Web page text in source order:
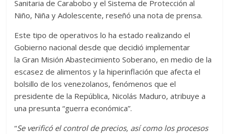
Sanitaria de Carabobo y el Sistema de Protección al
Niño, Niña y Adolescente, reseñó una nota de prensa.
Este tipo de operativos lo ha estado realizando el
Gobierno nacional desde que decidió implementar
la Gran Misión Abastecimiento Soberano, en medio de la
escasez de alimentos y la hiperinflación que afecta el
bolsillo de los venezolanos, fenómenos que el
presidente de la República, Nicolás Maduro, atribuye a
una presunta “guerra económica”.
“Se verificó el control de precios, así como los procesos